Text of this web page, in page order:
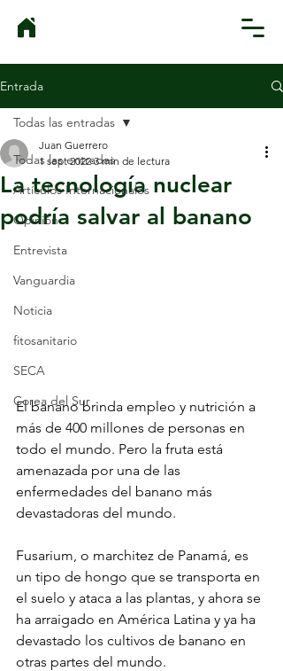
Entrada
Todas las entradas
Artículos Internacionales
Opinión
Entrevista
Vanguardia
Noticia
fitosanitario
SECA
Corea del Sur
Todas las entradas
La tecnología nuclear
podría salvar al banano
Juan Guerrero
1 sept 2022 3 min de lectura
El banano brinda empleo y nutrición a
más de 400 millones de personas en
todo el mundo. Pero la fruta está
amenazada por una de las
enfermedades del banano más
devastadoras del mundo.
Fusarium, o marchitez de Panamá, es
un tipo de hongo que se transporta en
el suelo y ataca a las plantas, y ahora se
ha arraigado en América Latina y ya ha
devastado los cultivos de banano en
otras partes del mundo.